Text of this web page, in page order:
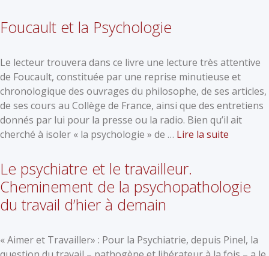
Foucault et la Psychologie
Le lecteur trouvera dans ce livre une lecture très attentive
de Foucault, constituée par une reprise minutieuse et
chronologique des ouvrages du philosophe, de ses articles,
de ses cours au Collège de France, ainsi que des entretiens
donnés par lui pour la presse ou la radio. Bien qu’il ait
cherché à isoler « la psychologie » de … Lire la suite
Le psychiatre et le travailleur.
Cheminement de la psychopathologie
du travail d’hier à demain
« Aimer et Travailler» : Pour la Psychiatrie, depuis Pinel, la